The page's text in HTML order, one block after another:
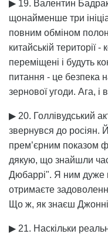
▶ 19. Валентин
щонайменше три
повним обміном
китайській території
переміщені і будуть
питання - це безпека
зернової угоди. Ага,
▶ 20. Голлівудський
звернувся до росіян.
прем’єрним показом
дякую, що знайшли
Дюбаррі". Я ним дуже
отримаєте
Що ж, як знаєш
▶ 21. Наскільки